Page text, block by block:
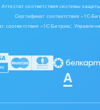
Аттестат соответствия системы
Сертификат соответствия «1С-
соответствия «1С-Битрикс: